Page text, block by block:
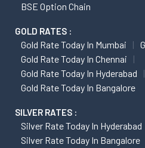
BSE Option Chain
GOLD RATES :
Gold Rate Today In Mumbai
Gold Rate Today In Chennai
Gold Rate Today In Hyderabad
Gold Rate Today In Bangalore
SILVER RATES :
Silver Rate Today In Hyderabad
Silver Rate Today In Bangalore